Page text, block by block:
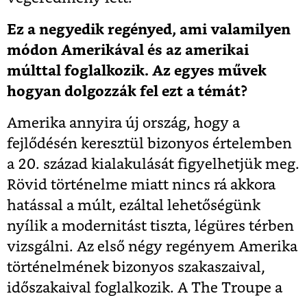
Ez a negyedik regényed, ami valamilyen
módon Amerikával és az amerikai
múlttal foglalkozik. Az egyes művek
hogyan dolgozzák fel ezt a témát?
Amerika annyira új ország, hogy a
fejlődésén keresztül bizonyos értelemben
a 20. század kialakulását figyelhetjük meg.
Rövid történelme miatt nincs rá akkora
hatással a múlt, ezáltal lehetőségünk
nyílik a modernitást tiszta, légüres térben
vizsgálni. Az első négy regényem Amerika
történelmének bizonyos szakaszaival,
időszakaival foglalkozik. A The Troupe a